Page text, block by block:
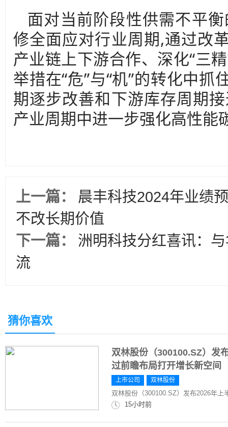
面对当前阶段性供需不平
修全面应对行业周期,通过改
产业链上下游合作、深化“三
举措在“危”与“机”的转化中
期逐步改善和下游库存周期
产业周期中进一步强化高性能
上一篇：
晨丰科技2024年业绩
不改长期价值
下一篇：
洲明科技分红喜讯：
流
猜你喜欢
双林股份（300100.SZ）发
过前瞻布局打开增长新空间
上市公司 双林股份
双林股份（300100.SZ）发布2026年
15小时前